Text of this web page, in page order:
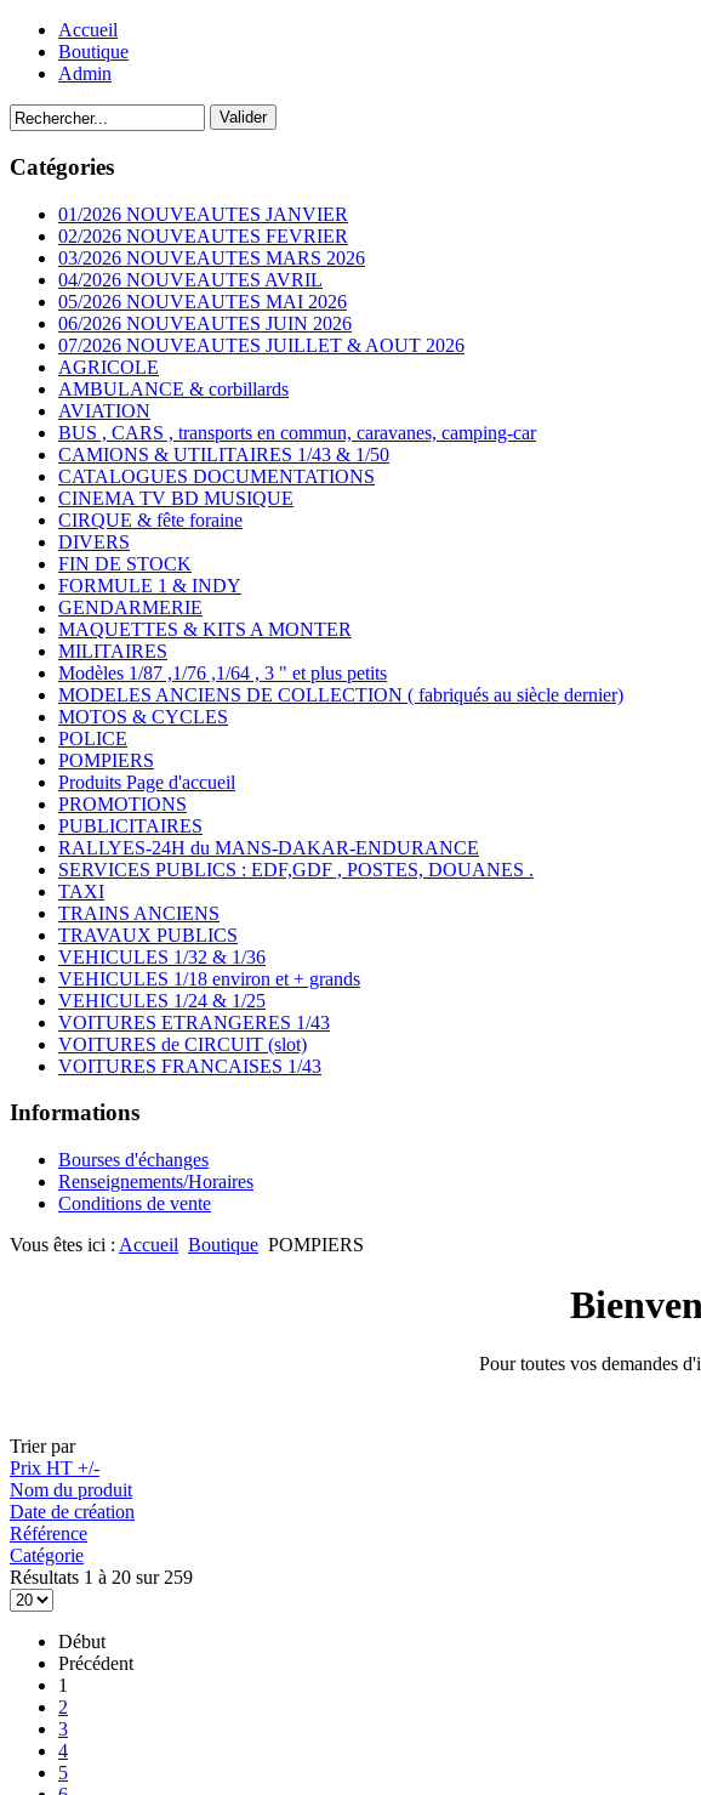
Accueil
Boutique
Admin
Catégories
01/2026 NOUVEAUTES JANVIER
02/2026 NOUVEAUTES FEVRIER
03/2026 NOUVEAUTES MARS 2026
04/2026 NOUVEAUTES AVRIL
05/2026 NOUVEAUTES MAI 2026
06/2026 NOUVEAUTES JUIN 2026
07/2026 NOUVEAUTES JUILLET & AOUT 2026
AGRICOLE
AMBULANCE & corbillards
AVIATION
BUS , CARS , transports en commun, caravanes, camping-car
CAMIONS & UTILITAIRES 1/43 & 1/50
CATALOGUES DOCUMENTATIONS
CINEMA TV BD MUSIQUE
CIRQUE & fête foraine
DIVERS
FIN DE STOCK
FORMULE 1 & INDY
GENDARMERIE
MAQUETTES & KITS A MONTER
MILITAIRES
Modèles 1/87 ,1/76 ,1/64 , 3 " et plus petits
MODELES ANCIENS DE COLLECTION ( fabriqués au siècle dernier)
MOTOS & CYCLES
POLICE
POMPIERS
Produits Page d'accueil
PROMOTIONS
PUBLICITAIRES
RALLYES-24H du MANS-DAKAR-ENDURANCE
SERVICES PUBLICS : EDF,GDF , POSTES, DOUANES .
TAXI
TRAINS ANCIENS
TRAVAUX PUBLICS
VEHICULES 1/32 & 1/36
VEHICULES 1/18 environ et + grands
VEHICULES 1/24 & 1/25
VOITURES ETRANGERES 1/43
VOITURES de CIRCUIT (slot)
VOITURES FRANCAISES 1/43
Informations
Bourses d'échanges
Renseignements/Horaires
Conditions de vente
Vous êtes ici : Accueil Boutique POMPIERS
Pour toutes vos demandes
Trier par
Prix HT +/-
Nom du produit
Date de création
Référence
Catégorie
Résultats 1 à 20 sur 259
Début
Précédent
1
2
3
4
5